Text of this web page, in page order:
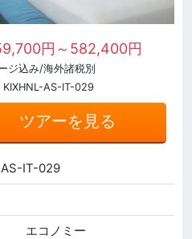
円～582,400円
ジ込み/海外諸税別
KIXHNL-AS-IT-029
ツアーを見る
AS-IT-029
エコノミー